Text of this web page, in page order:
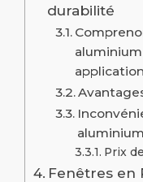
durabilité
aluminium
Prix
Fenêtres en